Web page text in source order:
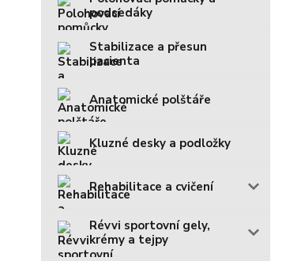
podsedáky
Stabilizace a přesun
pacienta
Anatomické polštáře
Kluzné desky a podložky
Rehabilitace a cvičení
Révvi sportovní gely,
krémy a tejpy